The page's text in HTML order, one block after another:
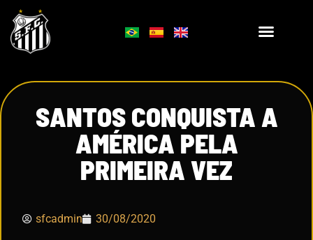
SANTOS CONQUISTA A
AMÉRICA PELA
PRIMEIRA VEZ
sfcadmin 30/08/2020